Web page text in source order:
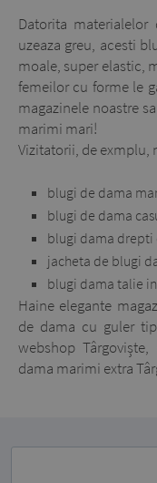
Datorita
uzeaza greu, acesti
moale, super elastic,
femeilor cu forme le
magazinele noastre
marimi mari!
Vizitatorii, de exmplu,
blugi de dama
blugi de dama
blugi dama drepti
jacheta de blugi
blugi dama talie
Haine elegante
de dama cu guler
webshop
dama marimi extra